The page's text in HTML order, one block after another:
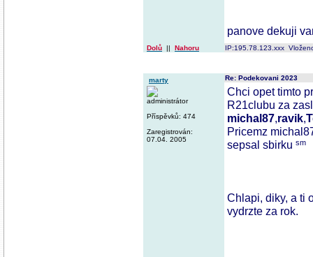
panove dekuji
Dolů || Nahoru IP:195.78.123.xxx
marty
administrátor
Příspěvků: 474
Zaregistrován:
07.04. 2005
Re: Podekovani 2023
Chci opet timto
R21clubu za
michal87,ravik,
Pricemz
sepsal sbirku
Chlapi, diky, a ti
vydrzte za rok.